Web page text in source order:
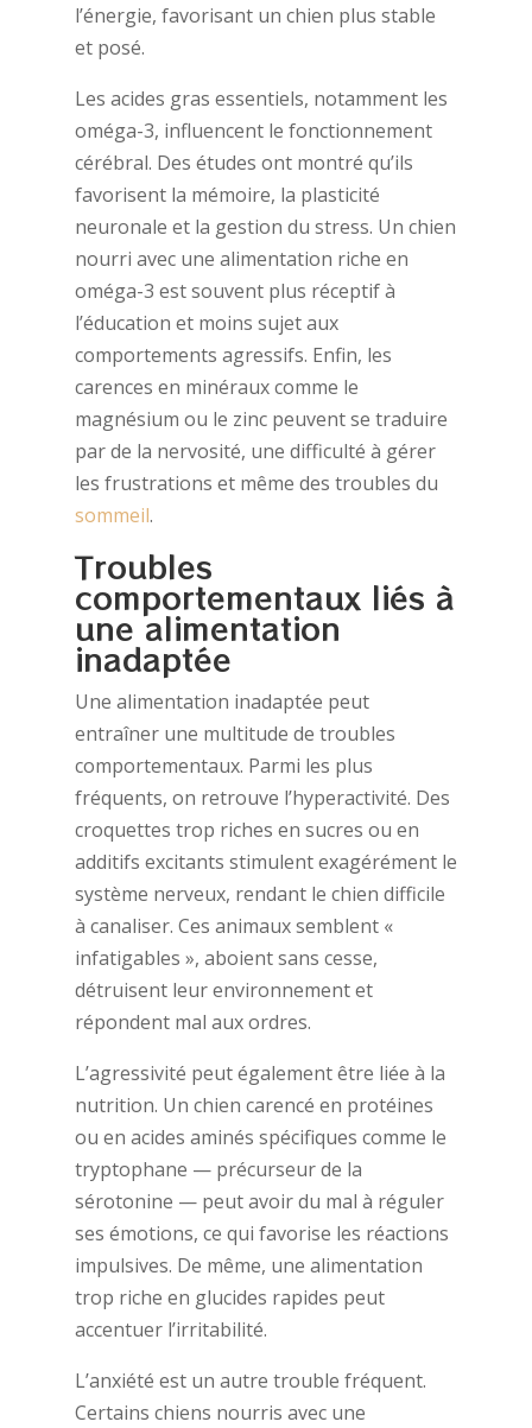
l’énergie, favorisant un chien plus stable
et posé.
Les acides gras essentiels, notamment les
oméga-3, influencent le fonctionnement
cérébral. Des études ont montré qu’ils
favorisent la mémoire, la plasticité
neuronale et la gestion du stress. Un chien
nourri avec une alimentation riche en
oméga-3 est souvent plus réceptif à
l’éducation et moins sujet aux
comportements agressifs. Enfin, les
carences en minéraux comme le
magnésium ou le zinc peuvent se traduire
par de la nervosité, une difficulté à gérer
les frustrations et même des troubles du
sommeil.
Troubles
comportementaux liés à
une alimentation
inadaptée
Une alimentation inadaptée peut
entraîner une multitude de troubles
comportementaux. Parmi les plus
fréquents, on retrouve l’hyperactivité. Des
croquettes trop riches en sucres ou en
additifs excitants stimulent exagérément le
système nerveux, rendant le chien difficile
à canaliser. Ces animaux semblent «
infatigables », aboient sans cesse,
détruisent leur environnement et
répondent mal aux ordres.
L’agressivité peut également être liée à la
nutrition. Un chien carencé en protéines
ou en acides aminés spécifiques comme le
tryptophane — précurseur de la
sérotonine — peut avoir du mal à réguler
ses émotions, ce qui favorise les réactions
impulsives. De même, une alimentation
trop riche en glucides rapides peut
accentuer l’irritabilité.
L’anxiété est un autre trouble fréquent.
Certains chiens nourris avec une